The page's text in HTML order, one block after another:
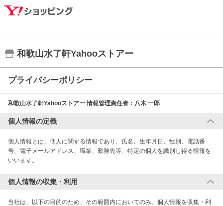
和歌山水了軒Yahooストアー
プライバシーポリシー
和歌山水了軒Yahooストアー情報管理責任者： 八木 一郎
個人情報の定義
個人情報とは、個人に関する情報であり、氏名、生年月日、性別、電話番
号、電子メールアドレス、職業、勤務先等、特定の個人を識別し得る情報を
いいます。
個人情報の収集・利用
当社は、以下の目的のため、その範囲内においてのみ、個人情報を収集・利